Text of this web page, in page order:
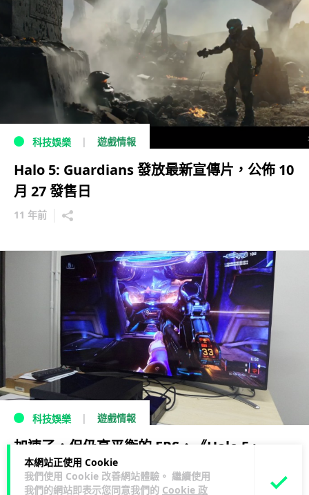
本網站正使用 Cookie
我們使用 Cookie 改善網站體驗。 繼續使用
我們的網站即表示您同意我們的 Cookie 政
科技娛樂 遊戲情報
Halo 5: Guardians 發放最新宣傳片，公佈 10
月 27 發售日
11 年前
科技娛樂 遊戲情報
加速了，但仍高平衡的 FPS，《Halo 5 :
Guardians》Multi-Play Beta 試玩
12 年前